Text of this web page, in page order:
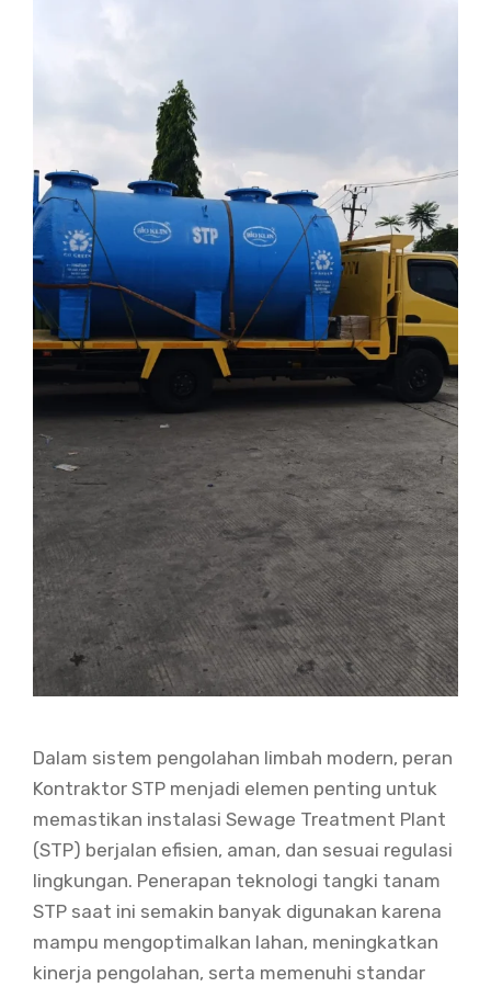
Dalam sistem pengolahan limbah modern, peran
Kontraktor STP menjadi elemen penting untuk
memastikan instalasi Sewage Treatment Plant
(STP) berjalan efisien, aman, dan sesuai regulasi
lingkungan. Penerapan teknologi tangki tanam
STP saat ini semakin banyak digunakan karena
mampu mengoptimalkan lahan, meningkatkan
kinerja pengolahan, serta memenuhi standar